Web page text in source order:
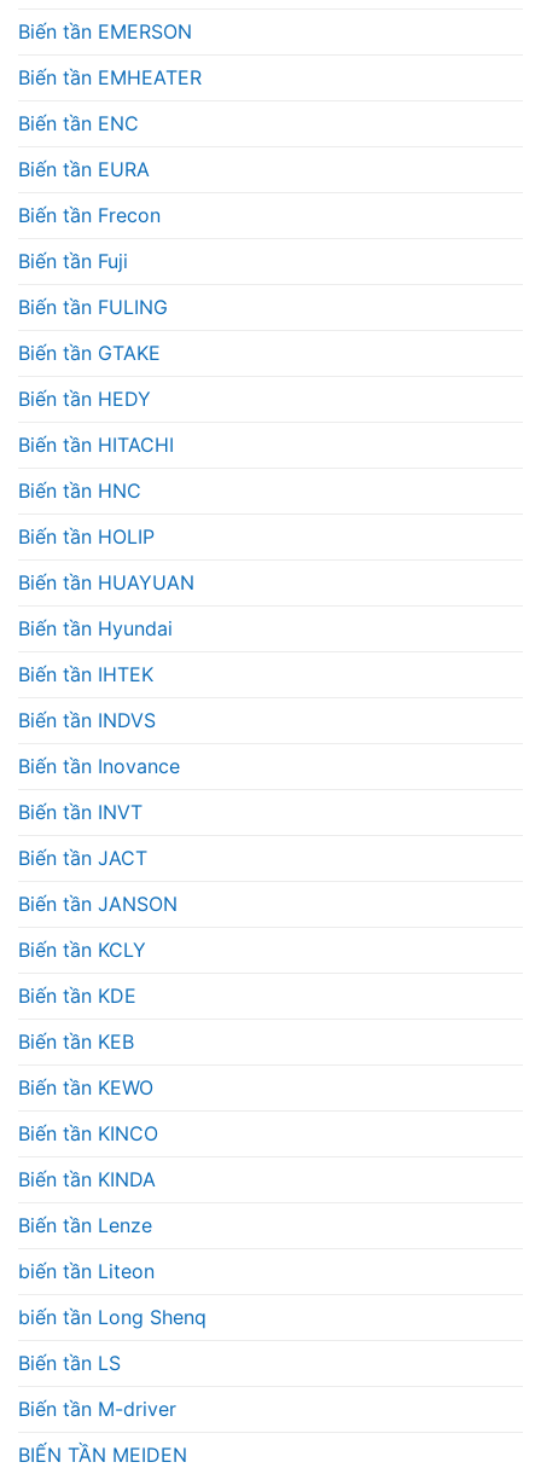
Biến tần EMERSON
Biến tần EMHEATER
Biến tần ENC
Biến tần EURA
Biến tần Frecon
Biến tần Fuji
Biến tần FULING
Biến tần GTAKE
Biến tần HEDY
Biến tần HITACHI
Biến tần HNC
Biến tần HOLIP
Biến tần HUAYUAN
Biến tần Hyundai
Biến tần IHTEK
Biến tần INDVS
Biến tần Inovance
Biến tần INVT
Biến tần JACT
Biến tần JANSON
Biến tần KCLY
Biến tần KDE
Biến tần KEB
Biến tần KEWO
Biến tần KINCO
Biến tần KINDA
Biến tần Lenze
biến tần Liteon
biến tần Long Shenq
Biến tần LS
Biến tần M-driver
BIẾN TẦN MEIDEN